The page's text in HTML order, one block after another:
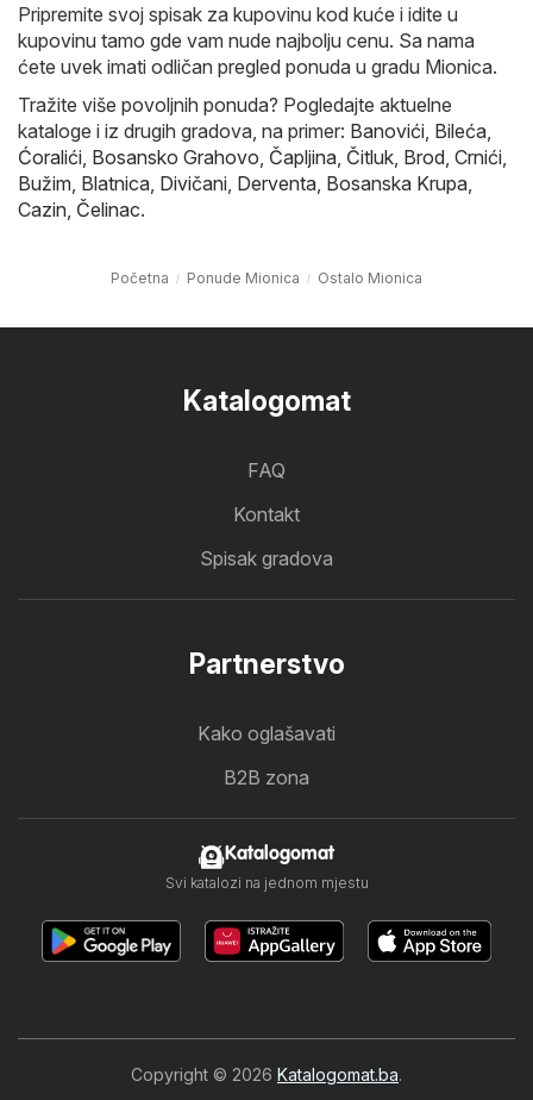
Pripremite svoj spisak za kupovinu kod kuće i idite u
kupovinu tamo gde vam nude najbolju cenu. Sa nama
ćete uvek imati odličan pregled ponuda u gradu Mionica.
Tražite više povoljnih ponuda? Pogledajte aktuelne
kataloge i iz drugih gradova, na primer: Banovići Bileća
Ćoralići Bosansko Grahovo Čapljina Čitluk Brod Crnići
Bužim Blatnica Divičani Derventa Bosanska Krupa
Cazin Čelinac.
Početna Ponude Mionica Ostalo Mionica
Katalogomat
FAQ
Kontakt
Spisak gradova
Partnerstvo
Kako oglašavati
B2B zona
Katalogomat
Svi katalozi na jednom mjestu
Copyright © 2026 Katalogomat.ba.